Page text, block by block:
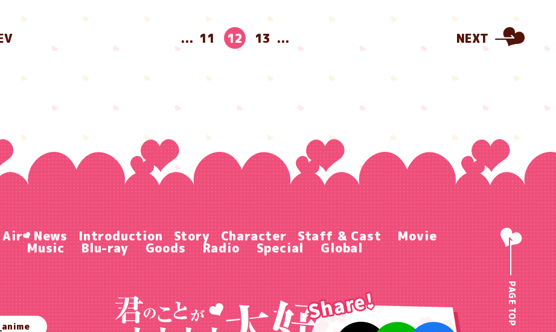
... 11 12 13 ... NEXT
Air News Introduction Story Character Staff & Cast Movie
Music Blu-ray Goods Radio Special Global
PAGE TOP